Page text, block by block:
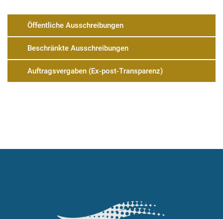
Öffentliche Ausschreibungen
Beschränkte Ausschreibungen
Auftragsvergaben (Ex-post-Transparenz)